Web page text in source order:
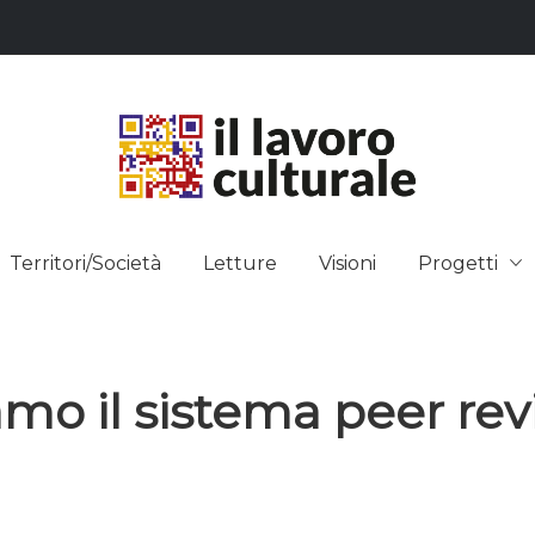
Territori/Società Letture Visioni Progetti
il sistema peer